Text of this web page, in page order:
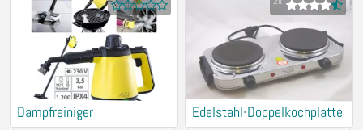
Dampfreiniger Edelstahl-Doppelkochplatte